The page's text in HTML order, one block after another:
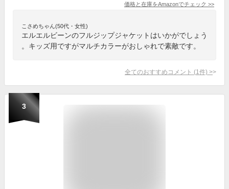
価格と在庫をAmazonでチェック >>
こさめちゃん(50代・女性)
エルエルビーンのフルジップジャケットはいかがでしょう
。キッズ用ですがマルチカラーがおしゃれで素敵です。
全てのおすすめコメント (1 件) >
3